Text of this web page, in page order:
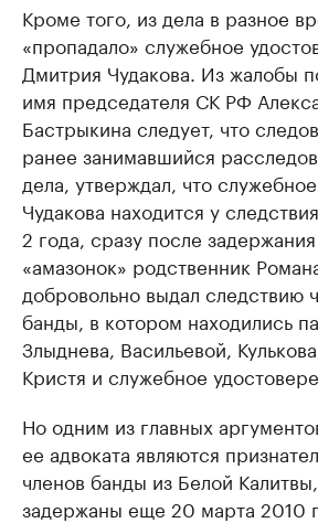
Кроме того, из дела в разное
«пропадало» служебное
Дмитрия Чудакова. Из жалобы
имя председателя СК РФ
Бастрыкина следует, что
ранее занимавшийся
дела, утверждал, что
Чудакова находится у
2 года, сразу после
«амазонок» родственник
добровольно выдал следствию
банды, в котором находились
Злыднева, Васильевой,
Кристя и служебное
Но одним из главных
ее адвоката являются
членов банды из Белой
задержаны еще 20 марта 2010 г.